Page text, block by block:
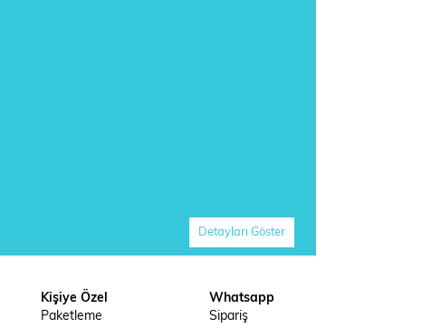
Detayları Göster
Kişiye Özel
Paketleme
Whatsapp
Sipariş